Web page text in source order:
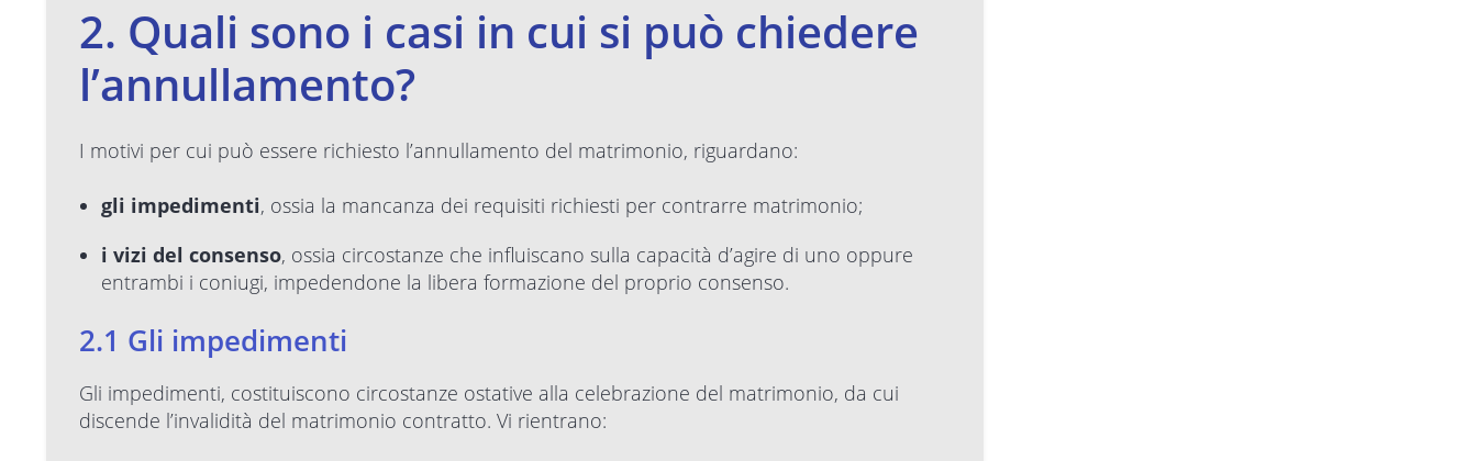
2. Quali sono i casi in cui si può chiedere
l’annullamento?
I motivi per cui può essere richiesto l’annullamento del matrimonio, riguardano:
gli impedimenti, ossia la mancanza dei requisiti richiesti per contrarre matrimonio;
i vizi del consenso, ossia circostanze che influiscano sulla capacità d’agire di uno oppure
entrambi i coniugi, impedendone la libera formazione del proprio consenso.
2.1 Gli impedimenti
Gli impedimenti, costituiscono circostanze ostative alla celebrazione del matrimonio, da cui
discende l’invalidità del matrimonio contratto. Vi rientrano: